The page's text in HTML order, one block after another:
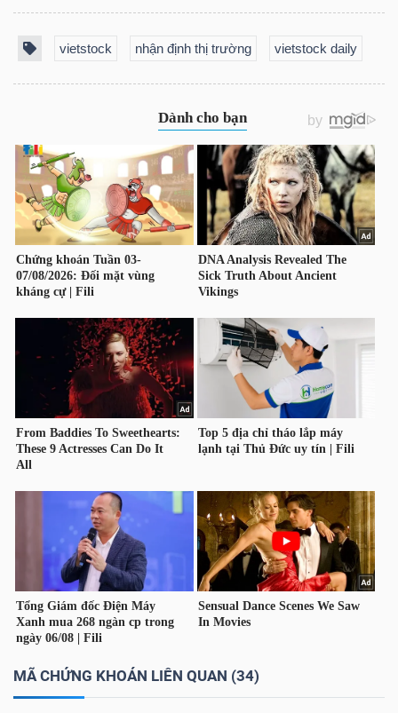
vietstock nhận định thị trường vietstock daily
MÃ CHỨNG KHOÁN LIÊN QUAN (34)